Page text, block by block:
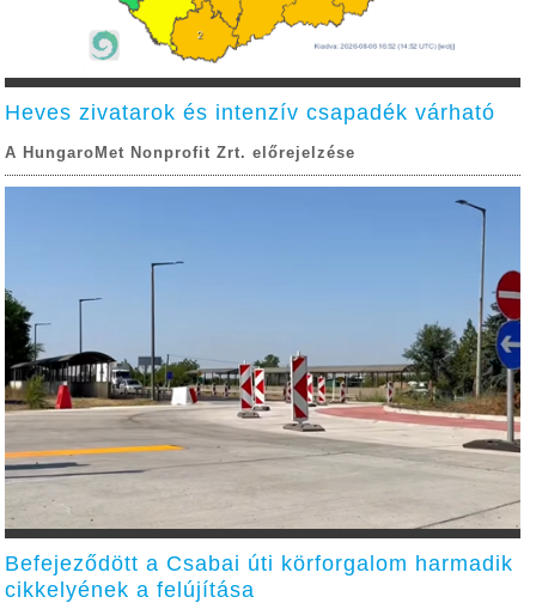
Heves zivatarok és intenzív csapadék várható
A HungaroMet Nonprofit Zrt. előrejelzése
Befejeződött a Csabai úti körforgalom harmadik
cikkelyének a felújítása